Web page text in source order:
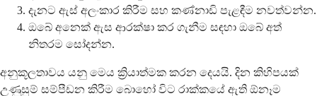
දැනට ඇස් අලංකාර කිරීම සහ කණ්නාඩි පැළඳීම නවත්වන්න.
ඔබේ අනෙක් ඇස ආරක්ෂා කර ගැනීම සඳහා ඔබේ අත්
නිතරම සෝදන්න.
අනුකූලතාවය යනු මෙය ක්‍රියාත්මක කරන දෙයයි. දින කිහිපයක්
උණුසුම් සම්පීඩන කිරීම බොහෝ විට රාක්කයේ ඇති ඕනෑම